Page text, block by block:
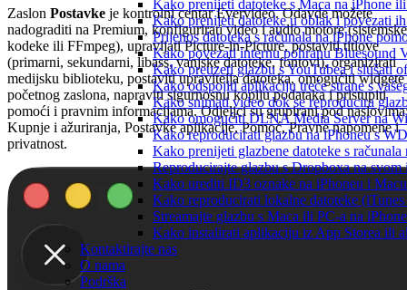
Kako prenijeti datoteke s Maca na iPhone
Kako prenijeti datoteke u oblak i povezati
Prijenos datoteka s računala na iPhone
Kako povezati internu pohranu Bluesound
Kako preuzeti glazbu s YouTubea i slušati
Kako odspojiti aplikaciju treće strane s
Kako snimati video dok se reproducira
Kako omogućiti DLNA Media Server na
Kako reproducirati glazbu na iPhoneu s
Kako prenijeti glazbene datoteke s
Reproducirajte glazbu s Dropboxa na
Kako urediti ID3 oznake na iPhoneu i Macu
Kako reproducirati lokalne datoteke
Streamajte glazbu s Maca ili PC-a na
Kako instalirati aplikaciju iz App Storea ili
Kontaktirajte nas
O nama
Podrška
Zaslon Postavke je kontrolni centar Evervideo. Odavde možete
nadograditi na Premium, konfigurirati video i audio motore (sistemske
kodeke ili FFmpeg), upravljati Picture-in-Picture, postaviti titlove
(primarni, sekundarni, libass, vanjske datoteke, fontovi), organizirati
medijsku biblioteku, postaviti upravitelja datoteka, omogućiti widgete
početnog zaslona, napraviti sigurnosnu kopiju podataka i pristupiti
pomoći i pravnim informacijama. Odjeljci su grupirani pod
Kupnje i ažuriranja, Postavke aplikacije, Pomoć, Pravne napomene i
privatnost.